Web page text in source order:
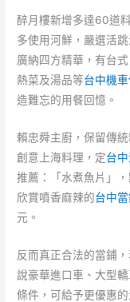
醉月樓新增多達60道
多使用河鮮，嚴選活
廣納四方精華，有台
熱菜及湯品等台中機
造難忘的用餐回憶。
賴忠舜主廚，保留傳
創意上海料理，定台
推薦：「水煮魚片」
欣賞噴香麻辣的台中
元。
反而真正合法的當鋪
說豪華進口車、大型
條件，可給予更優惠